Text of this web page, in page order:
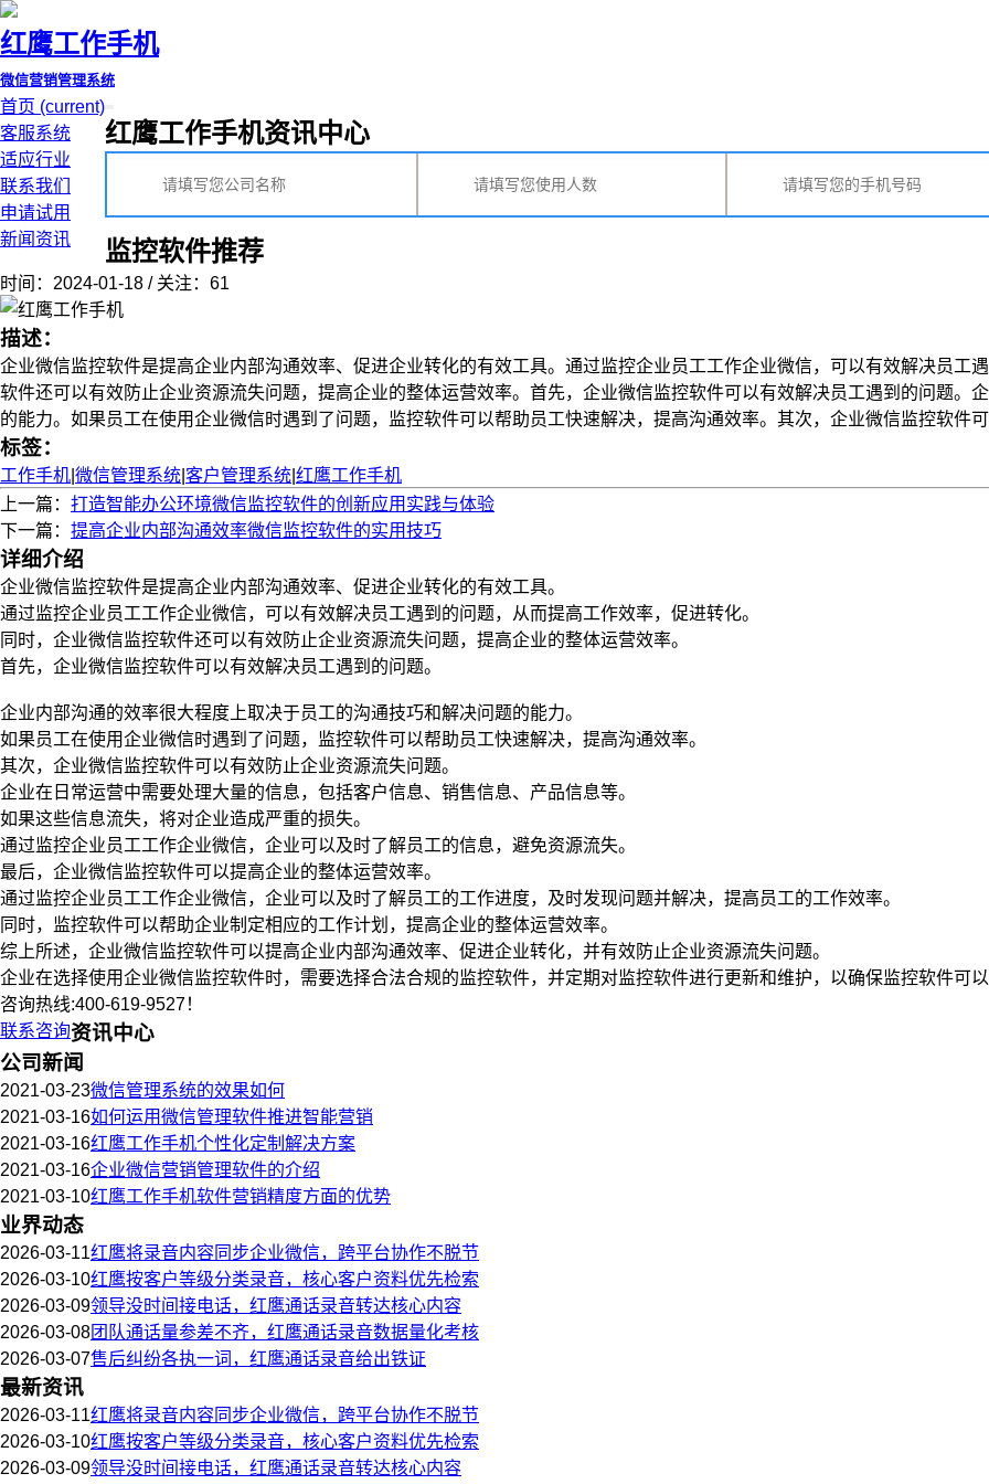
红鹰工作手机
微信营销管理系统
首页 (current)
客服系统
适应行业
联系我们
申请试用
新闻资讯
红鹰工作手机资讯中心
监控软件推荐
时间：2024-01-18 / 关注：61
描述：
企业微信监控软件是提高企业内部沟通效率、促进企业转化的有效工具。通过监控企业员工工作企业微信，可以有效解决员工
软件还可以有效防止企业资源流失问题，提高企业的整体运营效率。首先，企业微信监控软件可以有效解决员工遇到的问题。
的能力。如果员工在使用企业微信时遇到了问题，监控软件可以帮助员工快速解决，提高沟通效率。其次，企业微信监控软件
标签：
工作手机 微信管理系统 客户管理系统 红鹰工作手机
上一篇： 打造智能办公环境微信监控软件的创新应用实践与体验
下一篇： 提高企业内部沟通效率微信监控软件的实用技巧
详细介绍
企业微信监控软件是提高企业内部沟通效率、促进企业转化的有效工具。
通过监控企业员工工作企业微信，可以有效解决员工遇到的问题，从而提高工作效率，促进转化。
同时，企业微信监控软件还可以有效防止企业资源流失问题，提高企业的整体运营效率。
首先，企业微信监控软件可以有效解决员工遇到的问题。
企业内部沟通的效率很大程度上取决于员工的沟通技巧和解决问题的能力。
如果员工在使用企业微信时遇到了问题，监控软件可以帮助员工快速解决，提高沟通效率。
其次，企业微信监控软件可以有效防止企业资源流失问题。
企业在日常运营中需要处理大量的信息，包括客户信息、销售信息、产品信息等。
如果这些信息流失，将对企业造成严重的损失。
通过监控企业员工工作企业微信，企业可以及时了解员工的信息，避免资源流失。
最后，企业微信监控软件可以提高企业的整体运营效率。
通过监控企业员工工作企业微信，企业可以及时了解员工的工作进度，及时发现问题并解决，提高员工的工作效率。
同时，监控软件可以帮助企业制定相应的工作计划，提高企业的整体运营效率。
综上所述，企业微信监控软件可以提高企业内部沟通效率、促进企业转化，并有效防止企业资源流失问题。
企业在选择使用企业微信监控软件时，需要选择合法合规的监控软件，并定期对监控软件进行更新和维护，以确保监控软件可以
咨询热线:400-619-9527！
联系咨询资讯中心
公司新闻
2021-03-23微信管理系统的效果如何
2021-03-16如何运用微信管理软件推进智能营销
2021-03-16红鹰工作手机个性化定制解决方案
2021-03-16企业微信营销管理软件的介绍
2021-03-10红鹰工作手机软件营销精度方面的优势
业界动态
2026-03-11红鹰将录音内容同步企业微信，跨平台协作不脱节
2026-03-10红鹰按客户等级分类录音，核心客户资料优先检索
2026-03-09领导没时间接电话，红鹰通话录音转达核心内容
2026-03-08团队通话量参差不齐，红鹰通话录音数据量化考核
2026-03-07售后纠纷各执一词，红鹰通话录音给出铁证
最新资讯
2026-03-11红鹰将录音内容同步企业微信，跨平台协作不脱节
2026-03-10红鹰按客户等级分类录音，核心客户资料优先检索
2026-03-09领导没时间接电话，红鹰通话录音转达核心内容